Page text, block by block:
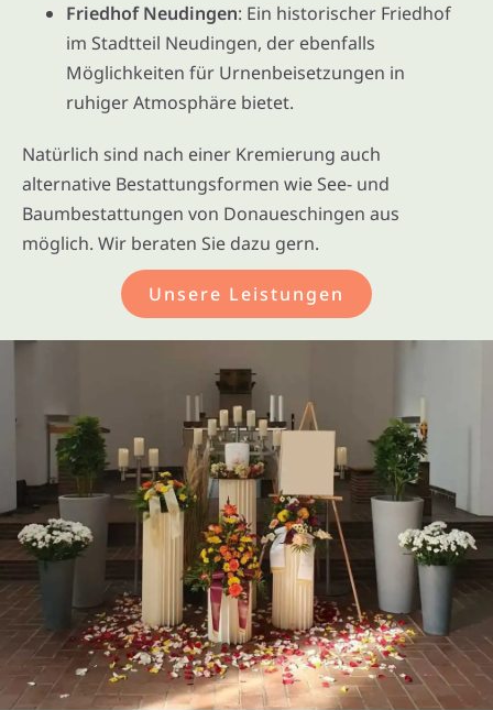
Friedhof Neudingen: Ein historischer Friedhof
im Stadtteil Neudingen, der ebenfalls
Möglichkeiten für Urnenbeisetzungen in
ruhiger Atmosphäre bietet.
Natürlich sind nach einer Kremierung auch
alternative Bestattungsformen wie See- und
Baumbestattungen von Donaueschingen aus
möglich. Wir beraten Sie dazu gern.
Unsere Leistungen